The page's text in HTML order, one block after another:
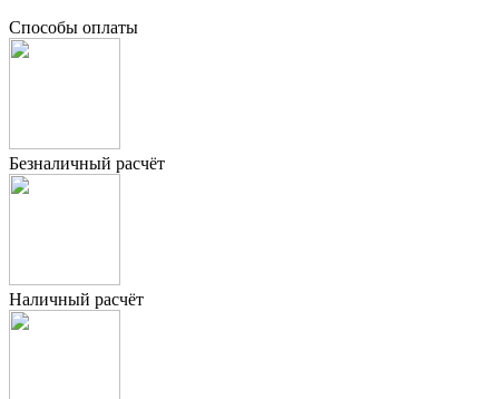
Способы оплаты
Безналичный расчёт
Наличный расчёт